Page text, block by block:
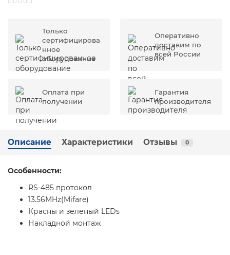
Только
сертифицирова
нное
оборудование
Оперативно
доставим по
всей России
Оплата при
получении
Гарантия
производителя
Описание Характеристики Отзывы 0
Особенности:
RS-485 протокол
13.56MHz(Mifare)
Красны и зеленый LEDs
Накладной монтаж